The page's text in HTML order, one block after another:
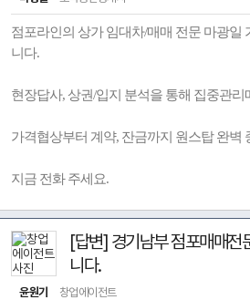
점포라인의 상가 임대차/매매 전문 마광일
니다.
현장답사, 상권/입지 분석을 통해 집중관리
가격협상부터 계약, 잔금까지 원스탑 완벽
지금 전화 주세요.
[답변] 경기남부 점포매매전
니다.
윤원기 창업에이전트